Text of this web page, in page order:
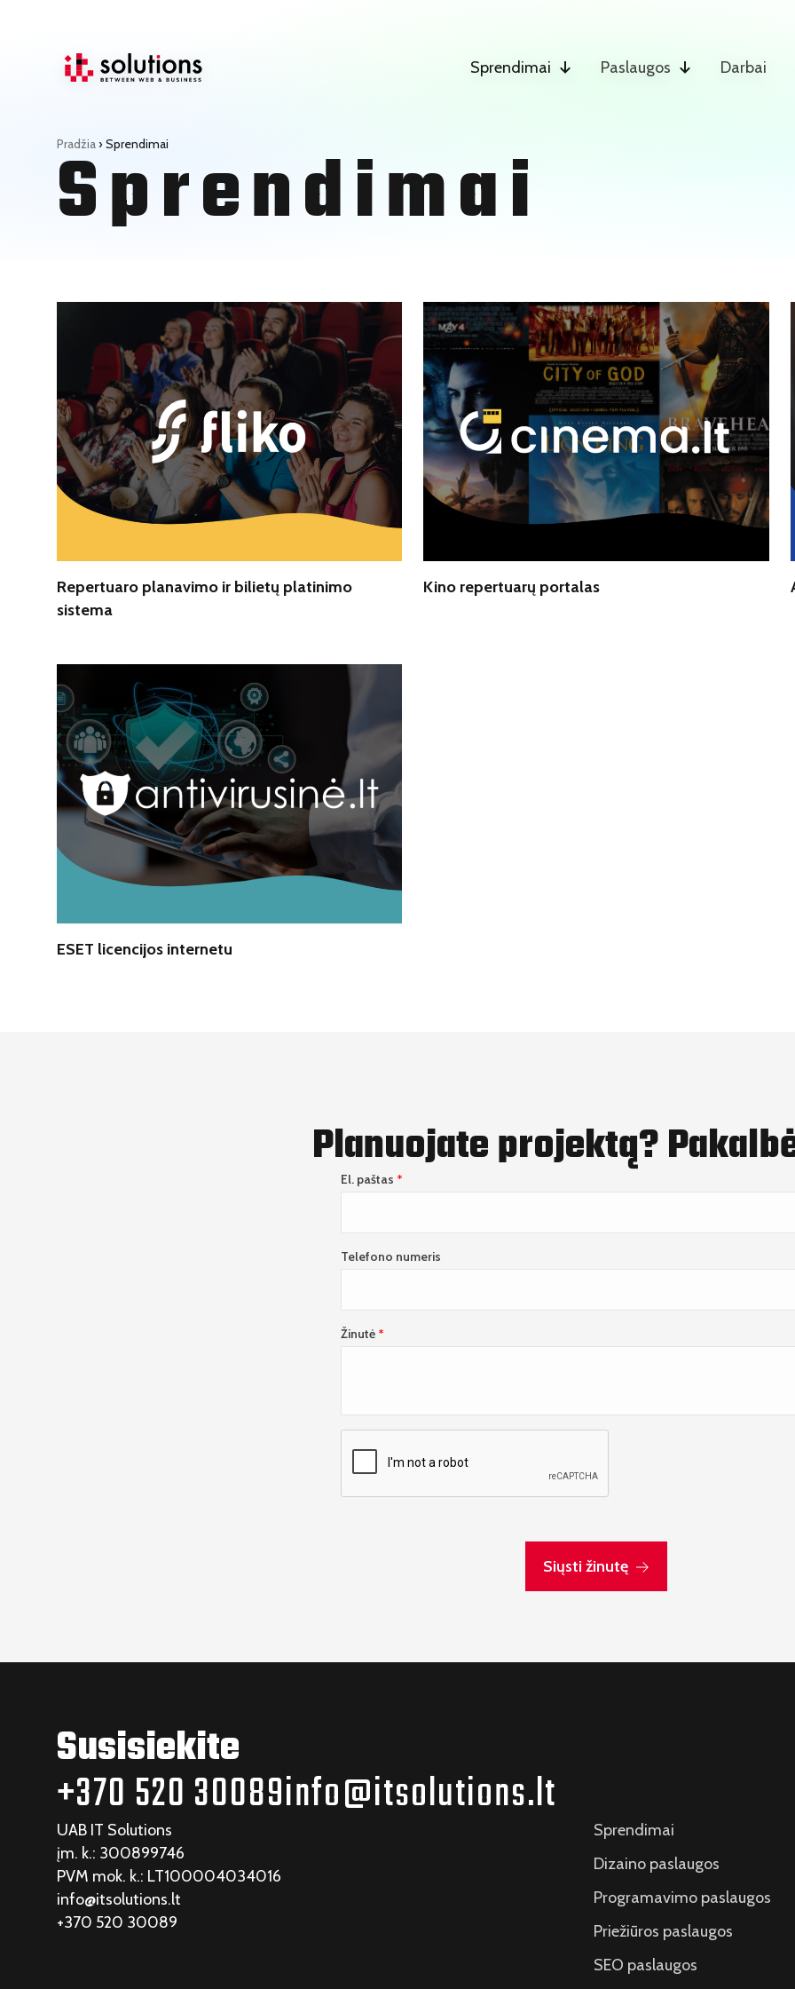
Sprendimai Paslaugos Darbai
Pradžia› Sprendimai
Sprendimai
Repertuaro planavimo ir bilietų platinimo
sistema
Kino repertuarų portalas
ESET licencijos internetu
Planuojate projektą?
El. paštas
Telefono numeris
Žinutė
Siųsti žinutę
Susisiekite
+370 520 30089info@itsolutions.lt
UAB IT Solutions
įm. k.: 300899746
PVM mok. k.: LT100004034016
info@itsolutions.lt
+370 520 30089
Sprendimai
Dizaino paslaugos
Programavimo paslaugos
Priežiūros paslaugos
SEO paslaugos